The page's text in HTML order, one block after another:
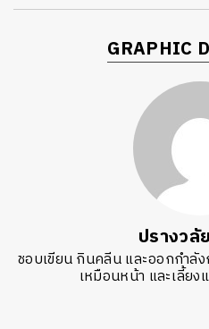
GRAPHIC
ปรางวลั
ชอบเขียน กินคลีน และออกกำลั
เหมือนหน้า และเลี้ยง